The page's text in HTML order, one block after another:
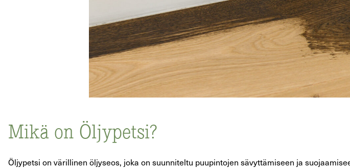
Mikä on Öljypetsi?
Öljypetsi on värillinen öljyseos, joka on suunniteltu puupintojen sävyttämiseen ja